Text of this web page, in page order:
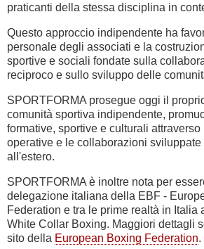
praticanti della stessa disciplina in
Questo approccio indipendente ha
personale degli associati e la
sportive e sociali fondate sulla
reciproco e sullo sviluppo delle
SPORTFORMA prosegue oggi il
comunità sportiva indipendente,
formative, sportive e culturali
operative e le collaborazioni
all'estero.
SPORTFORMA è inoltre nota per
delegazione italiana della EBF -
Federation e tra le prime realtà in Italia
White Collar Boxing. Maggiori dettagli
sito della European Boxing Federation.